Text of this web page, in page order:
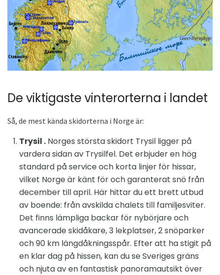
De viktigaste vinterorterna i landet
Så, de mest kända skidorterna i Norge är:
Trysil . Norges största skidort Trysil ligger på
vardera sidan av Trysilfel. Det erbjuder en hög
standard på service och korta linjer för hissar,
vilket Norge är känt för och garanterat snö från
december till april. Här hittar du ett brett utbud
av boende: från avskilda chalets till familjesviter.
Det finns lämpliga backar för nybörjare och
avancerade skidåkare, 3 lekplatser, 2 snöparker
och 90 km längdåkningsspår. Efter att ha stigit på
en klar dag på hissen, kan du se Sveriges gräns
och njuta av en fantastisk panoramautsikt över